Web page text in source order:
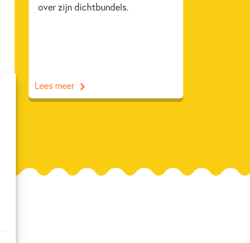
over zijn dichtbundels.
Lees meer